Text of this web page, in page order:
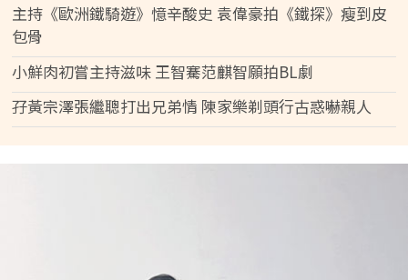
主持《歐洲鐵騎遊》憶辛酸史 袁偉豪拍《鐵探》瘦到皮
包骨
小鮮肉初嘗主持滋味 王智騫范麒智願拍BL劇
孖黃宗澤張繼聰打出兄弟情 陳家樂剃頭行古惑嚇親人